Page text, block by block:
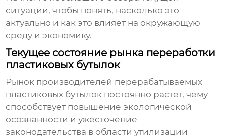
ситуации, чтобы понять, насколько это
актуально и как это влияет на окружающую
среду и экономику.
Текущее состояние рынка переработки
пластиковых бутылок
Рынок производителей перерабатываемых
пластиковых бутылок постоянно растет, чему
способствует повышение экологической
осознанности и ужесточение
законодательства в области утилизации